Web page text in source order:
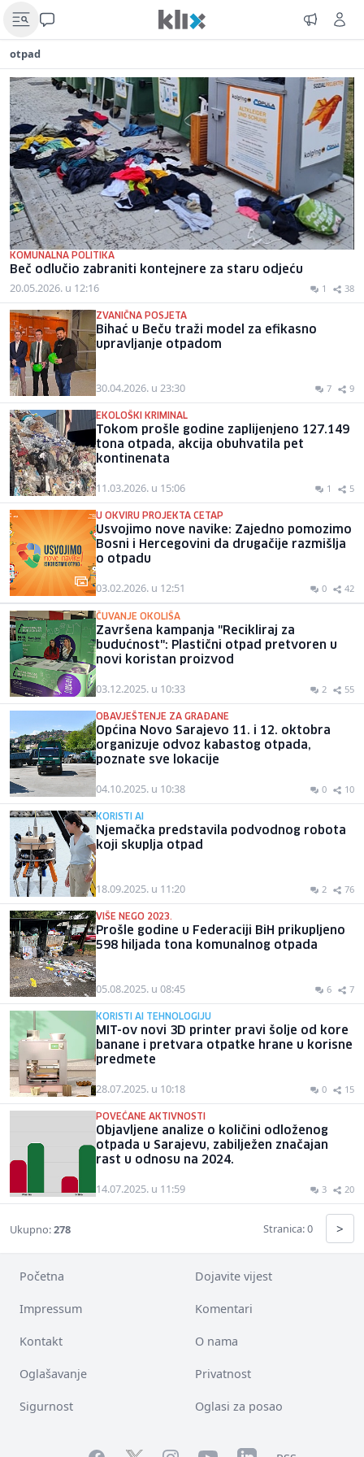
otpad
KOMUNALNA POLITIKA
Beč odlučio zabraniti kontejnere za staru odjeću
20.05.2026. u 12:16 1 38
ZVANIČNA POSJETA
Bihać u Beču traži model za efikasno
upravljanje otpadom
30.04.2026. u 23:30 7 9
EKOLOŠKI KRIMINAL
Tokom prošle godine zaplijenjeno 127.149
tona otpada, akcija obuhvatila pet
kontinenata
11.03.2026. u 15:06 1 5
U OKVIRU PROJEKTA CETAP
Usvojimo nove navike: Zajedno pomozimo
Bosni i Hercegovini da drugačije razmišlja
o otpadu
03.02.2026. u 12:51 0 42
ČUVANJE OKOLIŠA
Završena kampanja "Recikliraj za
budućnost": Plastični otpad pretvoren u
novi koristan proizvod
03.12.2025. u 10:33 2 55
OBAVJEŠTENJE ZA GRAĐANE
Općina Novo Sarajevo 11. i 12. oktobra
organizuje odvoz kabastog otpada,
poznate sve lokacije
04.10.2025. u 10:38 0 10
KORISTI AI
Njemačka predstavila podvodnog robota
koji skuplja otpad
18.09.2025. u 11:20 2 76
VIŠE NEGO 2023.
Prošle godine u Federaciji BiH prikupljeno
598 hiljada tona komunalnog otpada
05.08.2025. u 08:45 6 7
KORISTI AI TEHNOLOGIJU
MIT-ov novi 3D printer pravi šolje od kore
banane i pretvara otpatke hrane u korisne
predmete
28.07.2025. u 10:18 0 15
POVEĆANE AKTIVNOSTI
Objavljene analize o količini odloženog
otpada u Sarajevu, zabilježen značajan
rast u odnosu na 2024.
14.07.2025. u 11:59 3 20
Ukupno:278 Stranica: 0 >
Početna Dojavite vijest
Impressum Komentari
Kontakt O nama
Oglašavanje Privatnost
Sigurnost Oglasi za posao